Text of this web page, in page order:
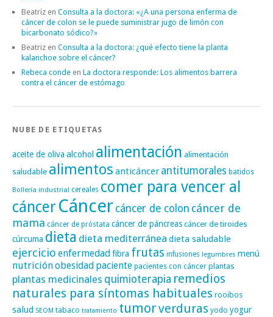
Beatriz en Consulta a la doctora: «¿A una persona enferma de
cáncer de colon se le puede suministrar jugo de limón con
bicarbonato sódico?»
Beatriz en Consulta a la doctora: ¿qué efecto tiene la planta
kalanchoe sobre el cáncer?
Rebeca conde en La doctora responde: Los alimentos barrera
contra el cáncer de estómago
NUBE DE ETIQUETAS
aceite de oliva alcohol alimentación alimentación
saludable alimentos anticáncer antitumorales batidos
Bollería industrial cereales comer para vencer al
cáncerCáncer cáncer de colon cáncer de
mama cáncer de próstata cáncer de páncreascáncer de tiroides
cúrcuma dieta dieta mediterránea dieta saludable
ejercicio enfermedadfibra frutas infusiones legumbres menú
nutriciónobesidad paciente pacientes con cáncer plantas
plantas medicinales quimioterapia remedios
naturales para síntomas habituales rooibos
salud SEOM tabaco tratamiento tumorverduras yodo yogur